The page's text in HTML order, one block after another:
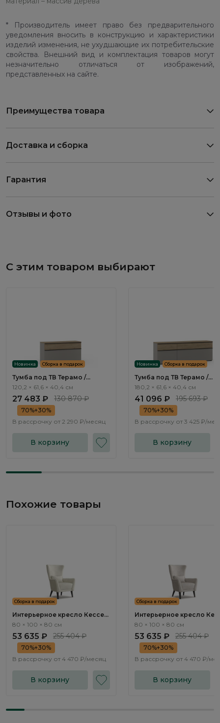
* Производитель имеет право без предварительного
уведомления вносить в конструкцию и характеристики
изделий изменения, не ухудшающие их потребительские
свойства. Внешний вид и комплектация товаров могут
незначительно отличаться от изображений,
представленных на сайте.
Преимущества товара
Доставка и сборка
Гарантия
Отзывы и фото
С этим товаром выбирают
Новинка Сборка в подарок
Тумба под ТВ Терамо /
Teramo TA401.2
120,2 × 61,6 × 40,4 см
27 483 ₽ 130 870 ₽
70%+30%
В рассрочку от 2 290 ₽/месяц
В корзину
Новинка Сборка в подарок
Тумба под ТВ Терамо /
Teramo TA405.2
180,2 × 61,6 × 40,4 см
41 096 ₽ 195 693 ₽
70%+30%
В рассрочку от 3 425 ₽/
В корзину
Похожие товары
Сборка в подарок
Интерьерное кресло Кессел
/ Kessel ММ115.1
80 × 100 × 80 см
53 635 ₽ 255 404 ₽
70%+30%
В рассрочку от 4 470 ₽/месяц
В корзину
Сборка в подарок
Интерьерное кресло
/ Kessel ММ115.2
80 × 100 × 80 см
53 635 ₽ 255 404 ₽
70%+30%
В рассрочку от 4 470 ₽/
В корзину